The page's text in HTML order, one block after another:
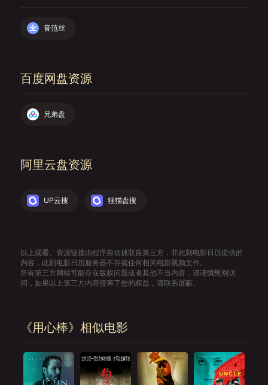
音范丝
百度网盘资源
兄弟盘
阿里云盘资源
UP云搜 狸猫盘搜
以上观看、资源链接由程序自动抓取自第三方，非此刻电影日历提供的
内容，此刻电影日历服务器不存储任何相关电影视频文件。
所有第三方网站可能存在版权问题或者其他不当内容，请谨慎甄别访
问，如果以上第三方内容侵害了您的权益，请联系屏蔽。
《用心棒》相似电影